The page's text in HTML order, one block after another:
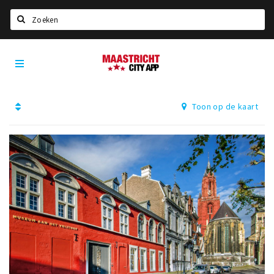
Home
Deals
Nieuws, interviews & blogs
Eten
Drinken
Slapen
Recreatief
Winkels
Maastricht
City
Toon op de kaart